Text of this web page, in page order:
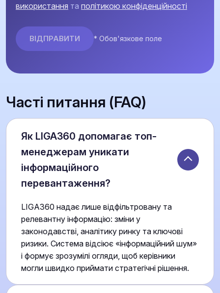
використання та політикою конфіденційності
* Обов'язкове поле
Часті питання (FAQ)
Як LIGA360 допомагає топ-
менеджерам уникати
інформаційного
перевантаження?
LIGA360 надає лише відфільтровану та
релевантну інформацію: зміни у
законодавстві, аналітику ринку та ключові
ризики. Система відсіює «інформаційний шум»
і формує зрозумілі огляди, щоб керівники
могли швидко приймати стратегічні рішення.